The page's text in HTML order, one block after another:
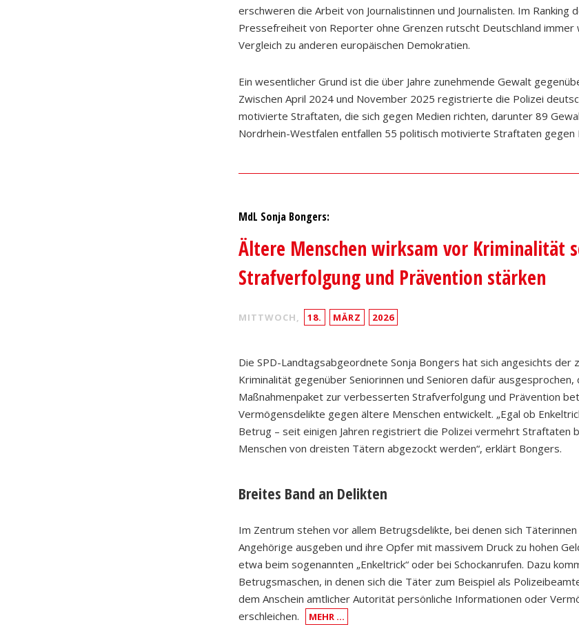
erschweren die Arbeit von Journalistinnen und Journalisten. Im Ranking
Pressefreiheit von Reporter ohne Grenzen rutscht Deutschland immer
Vergleich zu anderen europäischen Demokratien.
Ein wesentlicher Grund ist die über Jahre zunehmende Gewalt
Zwischen April 2024 und November 2025 registrierte die Polizei
motivierte Straftaten, die sich gegen Medien richten, darunter 89
Nordrhein-Westfalen entfallen 55 politisch motivierte Straftaten gegen
MdL Sonja Bongers:
Ältere Menschen wirksam vor Kriminalität
Strafverfolgung und Prävention stärken
MITTWOCH, 18. MÄRZ 2026
Die SPD-Landtagsabgeordnete Sonja Bongers hat sich angesichts der
Kriminalität gegenüber Seniorinnen und Senioren dafür ausgesprochen,
Maßnahmenpaket zur verbesserten Strafverfolgung und Prävention
Vermögensdelikte gegen ältere Menschen entwickelt. „Egal ob
Betrug – seit einigen Jahren registriert die Polizei vermehrt Straftaten
Menschen von dreisten Tätern abgezockt werden“, erklärt Bongers.
Breites Band an Delikten
Im Zentrum stehen vor allem Betrugsdelikte, bei denen sich
Angehörige ausgeben und ihre Opfer mit massivem Druck zu hohen
etwa beim sogenannten „Enkeltrick“ oder bei Schockanrufen. Dazu
Betrugsmaschen, in denen sich die Täter zum Beispiel als
dem Anschein amtlicher Autorität persönliche Informationen oder
erschleichen.
MEHR …